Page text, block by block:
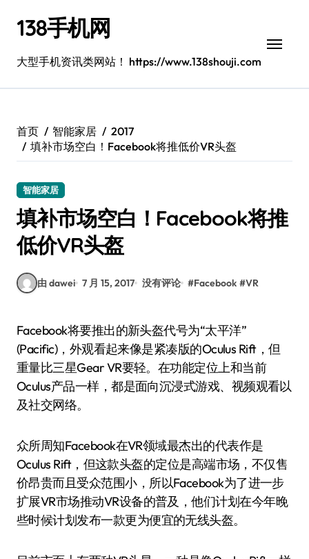
138手机网
大型手机资讯类网站！ https://www.138shouji.com
首页 智能家居
2017
填补市场空白！Facebook将推低价VR头盔
智能家居
填补市场空白！Facebook将推
低价VR头盔
由 dawei 7 月 15, 2017 没有评论 #Facebook #VR
Facebook将要推出的新头盔代号为“太平洋”
(Pacific)，外观看起来像是紧凑版的Oculus Rift，但
重量比三星Gear VR要轻。在功能定位上和当前
Oculus产品一样，都是面向沉浸式游戏、视频观看以
及社交网络。
众所周知Facebook在VR领域最杰出的代表作是
Oculus Rift，但这款头盔的定位是高端市场，不仅售
价昂贵而且受众范围小，所以Facebook为了进一步
扩展VR市场推动VR设备的普及，他们计划在今年晚
些时候计划发布一款更为便宜的无线头盔。